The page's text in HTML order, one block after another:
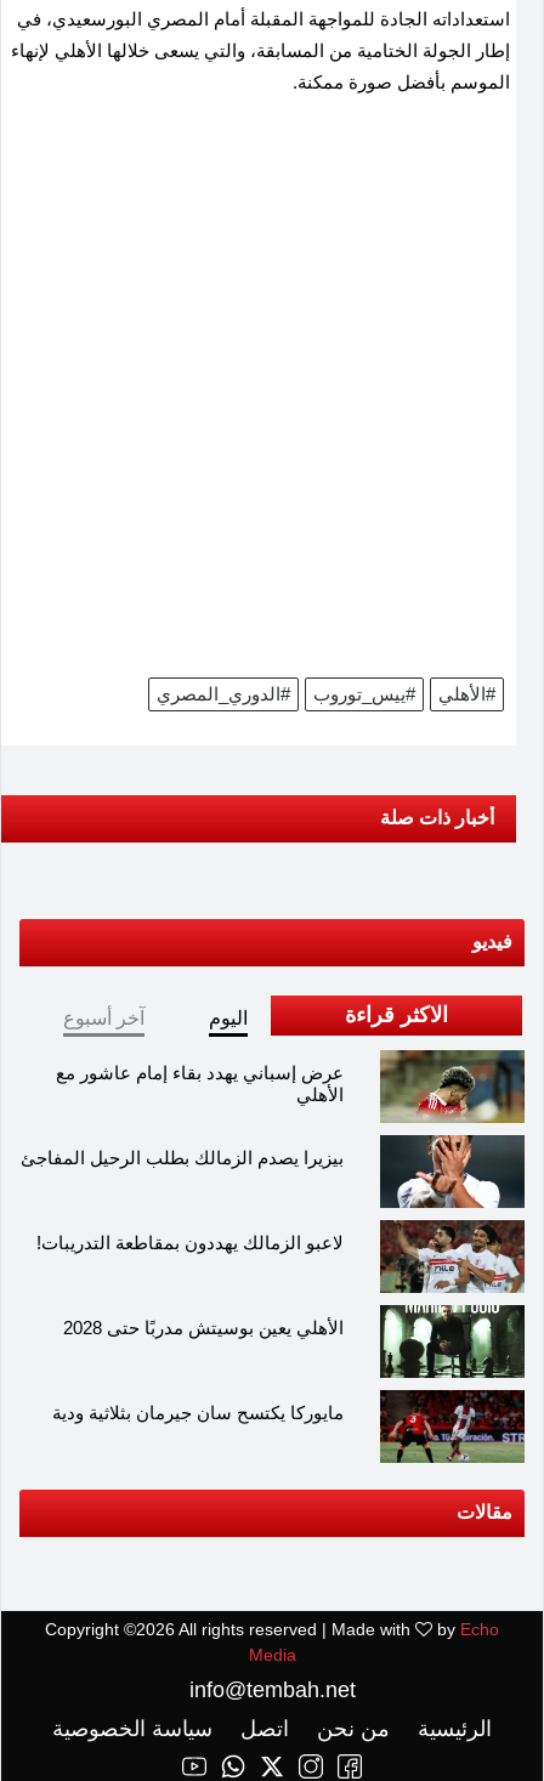
استعداداته الجادة للمواجهة المقبلة أمام المصري البورسعيدي، في
إطار الجولة الختامية من المسابقة، والتي يسعى خلالها الأهلي لإنهاء
الموسم بأفضل صورة ممكنة.
#الدوري_المصري #ييس_توروب #الأهلي
أخبار ذات صلة
فيديو
الاكثر قراءة اليوم آخر أسبوع
عرض إسباني يهدد بقاء إمام عاشور مع
الأهلي
بيزيرا يصدم الزمالك بطلب الرحيل المفاجئ
لاعبو الزمالك يهددون بمقاطعة التدريبات!
الأهلي يعين بوسيتش مدربًا حتى 2028
مايوركا يكتسح سان جيرمان بثلاثية ودية
مقالات
Copyright ©2026 All rights reserved | Made with by Echo
Media
info@tembah.net
الرئيسية
من نحن اتصل سياسة الخصوصية